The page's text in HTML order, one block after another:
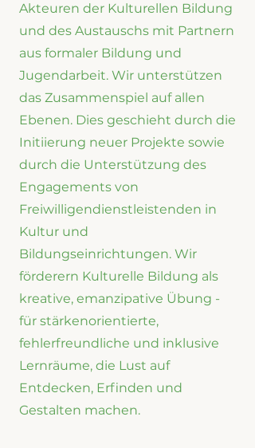
Akteuren der Kulturellen Bildung
und des Austauschs mit Partnern
aus formaler Bildung und
Jugendarbeit. Wir unterstützen
das Zusammenspiel auf allen
Ebenen. Dies geschieht durch die
Initiierung neuer Projekte sowie
durch die Unterstützung des
Engagements von
Freiwilligendienstleistenden in
Kultur und
Bildungseinrichtungen. Wir
förderern Kulturelle Bildung als
kreative, emanzipative Übung -
für stärkenorientierte,
fehlerfreundliche und inklusive
Lernräume, die Lust auf
Entdecken, Erfinden und
Gestalten machen.